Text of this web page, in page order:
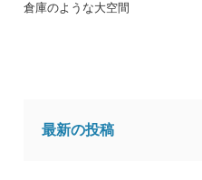
倉庫のような大空間
最新の投稿